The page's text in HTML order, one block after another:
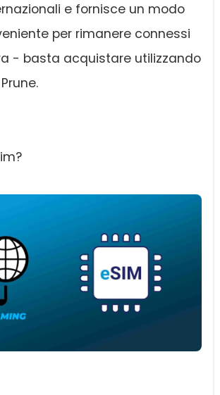
e fornisce un modo
per rimanere connessi
- basta acquistare utilizzando